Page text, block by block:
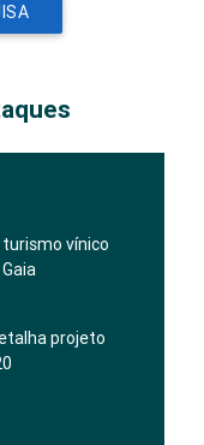
turismo vínico
projeto